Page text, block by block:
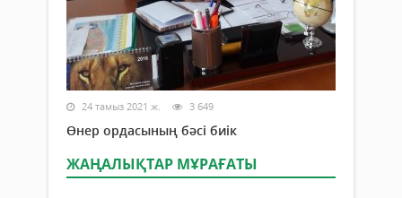
24 тамыз 2021 ж. 3 649
Өнер ордасының бәсі биік
ЖАҢАЛЫҚТАР МҰРАҒАТЫ